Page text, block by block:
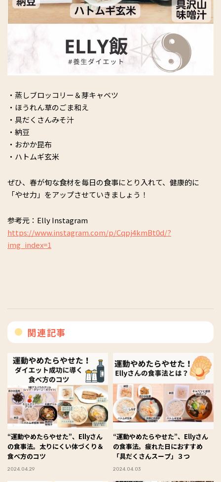
・蒸しブロッコリー＆芽キャベツ
・ほうれん草のごま和え
・具だくさんみそ汁
・納豆
・おかか昆布
・ハトムギ玄米
ぜひ、春が旬な食材を毎日の食事にとり入れて、健康的に
「やせ力」をアップさせていきましょう！
参考元：Elly Instagram
https://www.instagram.com/p/Cqpj4kmBt0d/?
img_index=1
関連記事
“運動やめたらやせた”、Ellyさん
の食事法。太りにくい体づくり＆
食べ方のコツ
2024.04.29
“運動やめたらやせた”、Ellyさん
の食事法。疲れた日におすすめ
「具だくさんスープ」３つ
2024.04.03